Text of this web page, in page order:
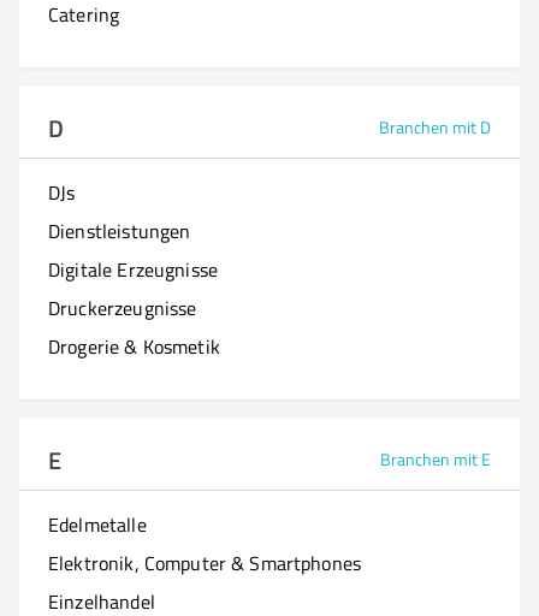
Catering
D Branchen mit D
DJs
Dienstleistungen
Digitale Erzeugnisse
Druckerzeugnisse
Drogerie & Kosmetik
E Branchen mit E
Edelmetalle
Elektronik, Computer & Smartphones
Einzelhandel